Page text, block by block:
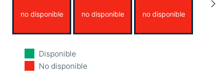
no disponible no disponible no disponible
Martes
11/08
Disponible
No disponible